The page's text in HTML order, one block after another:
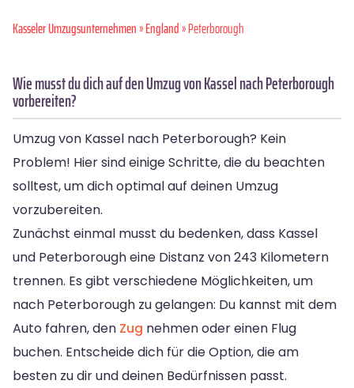
Kasseler Umzugsunternehmen»England» Peterborough
Wie musst du dich auf den Umzug von Kassel nach Peterborough
vorbereiten?
Umzug von Kassel nach Peterborough? Kein
Problem! Hier sind einige Schritte, die du beachten
solltest, um dich optimal auf deinen Umzug
vorzubereiten.
Zunächst einmal musst du bedenken, dass Kassel
und Peterborough eine Distanz von 243 Kilometern
trennen. Es gibt verschiedene Möglichkeiten, um
nach Peterborough zu gelangen: Du kannst mit dem
Auto fahren, den Zug nehmen oder einen Flug
buchen. Entscheide dich für die Option, die am
besten zu dir und deinen Bedürfnissen passt.